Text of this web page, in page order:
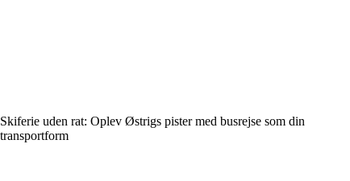
Skiferie uden rat: Oplev Østrigs pister med busrejse som din
transportform